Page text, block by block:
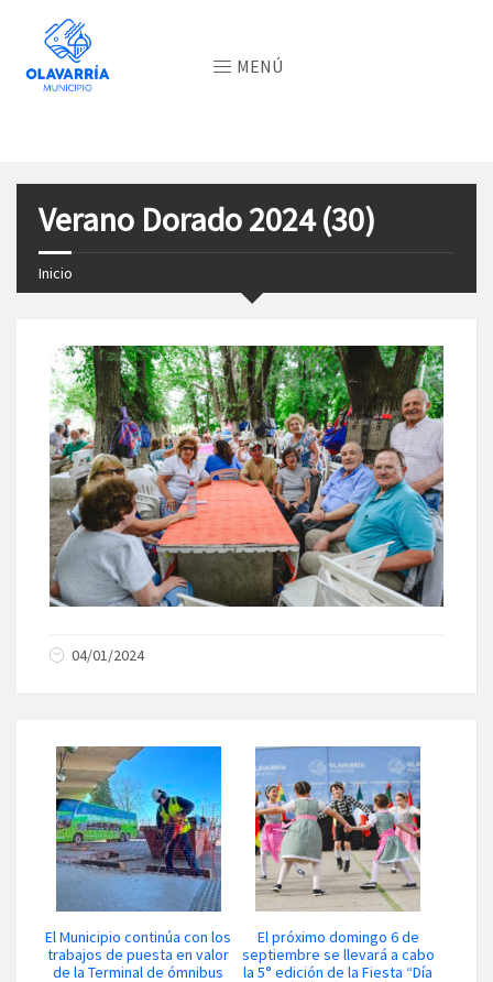
MENÚ
Verano Dorado 2024 (30)
Inicio
04/01/2024
El Municipio continúa con los
trabajos de puesta en valor
de la Terminal de ómnibus
El próximo domingo 6 de
septiembre se llevará a cabo
la 5° edición de la Fiesta “Día